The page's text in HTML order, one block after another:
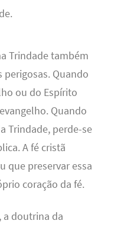
Trindade também
Quando
ou do Espírito
Quando
Trindade, perde-se
A fé cristã
que preservar essa
coração da fé.
a doutrina da